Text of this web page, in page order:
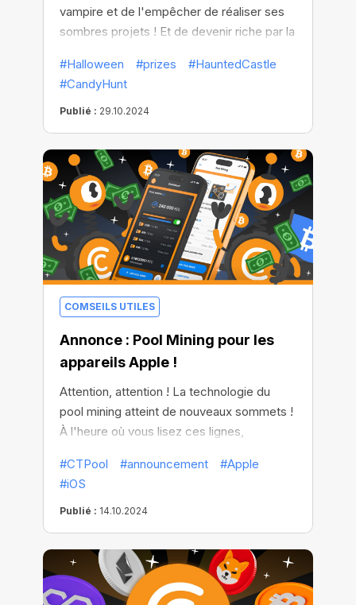
vampire et de l'empêcher de réaliser ses
sombres projets ! Et de devenir riche par la
d'Halloween, car CryptoBot a déjà brisé
les sorts de protection qui gardent les
portes du sombre château fermées. Que la
chasse aux bonbons commence !
#Halloween #prizes
#HauntedCastle
#CandyHunt
Publié : 29.10.2024
COMSEILS UTILES
Annonce : Pool Mining pour les
appareils Apple !
Attention, attention ! La technologie du
pool mining atteint de nouveaux sommets !
À l'heure où vous lisez ces lignes,
gratuitement dans l'AppStore. Cela signifie
que le minage innovant en pool de toutes
les principales crypto-monnaies est
désormais disponible sur les appareils
Apple !
#CTPool #announcement
#Apple
#iOS
Publié : 14.10.2024